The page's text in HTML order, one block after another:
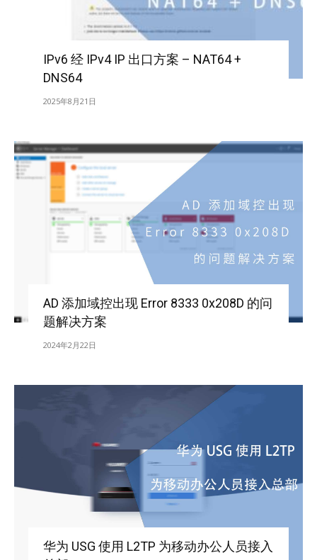
IPv6 经 IPv4 IP 出口方案 – NAT64 +
DNS64
2025年8月21日
AD 添加域控出现 Error 8333 0x208D 的问
题解决方案
2024年2月22日
华为 USG 使用 L2TP 为移动办公人员接入